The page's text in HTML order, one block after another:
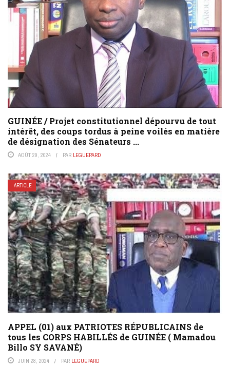
GUINÉE / Projet constitutionnel dépourvu de tout
intérêt, des coups tordus à peine voilés en matière
de désignation des Sénateurs ...
AOÛT 29, 2024 PAR LEGUEPARD
ARTICLE
APPEL (01) aux PATRIOTES RÉPUBLICAINS de
tous les CORPS HABILLÉS de GUINÉE ( Mamadou
Billo SY SAVANÉ)
JUIN 28, 2024 PAR LEGUEPARD